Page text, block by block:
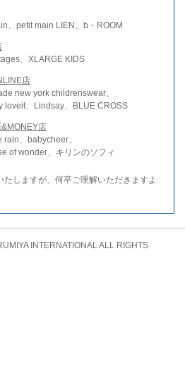
、petit main LIEN、b・ROOM
、XLARGE KIDS
店
new york childrenswear、
loveit、Lindsay、BLUE CROSS
店
、babycheer、
of wonder、キリンのソフィ
しますが、何卒ご理解いただきますよ